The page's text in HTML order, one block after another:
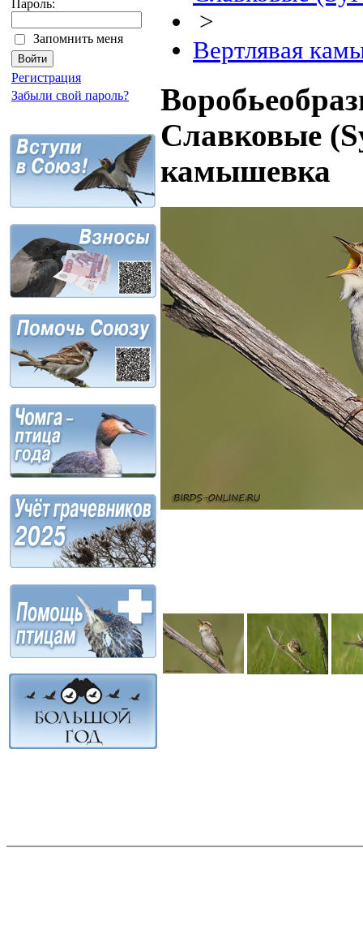
Пароль:
Запомнить меня
Регистрация
Забыли свой пароль?
>
Вертлявая
Славковые
камышевка